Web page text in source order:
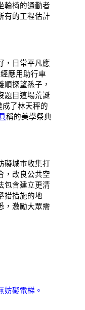
輪椅的通勤者
有的工程估計
日常平凡應
應用助行車
探望孫子，
題目這場荒誕
成了林天秤的
稱的美學祭典
城市收集打
，改良公共空
包含建立更清
措措施的地
，激勵大眾需
礙電梯。